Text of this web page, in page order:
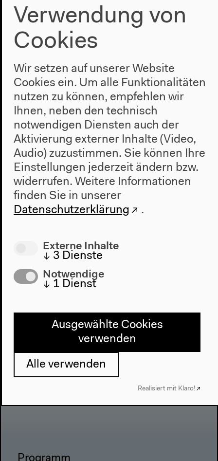
Vorherige Veranstaltung
Abdullah Ibrahim &
Ekaya | Idris
Ackamoor & The
Pyramids
Nächste Veranstaltung
Oumou Sangaré |
Pascuala Ilabaca
Programm
Verwendung von
Cookies
Wir setzen auf unserer Website
Cookies ein. Um alle Funktionalitäten
nutzen zu können, empfehlen wir
Ihnen, neben den technisch
notwendigen Diensten auch der
Aktivierung externer Inhalte (Video,
Audio) zuzustimmen. Sie können Ihre
Einstellungen jederzeit ändern bzw.
widerrufen. Weitere Informationen
finden Sie in unserer
Datenschutzerklärung
.
Externe Inhalte
↓ 3 Dienste
Notwendige
↓ 1 Dienst
Ausgewählte Cookies
verwenden
Alle verwenden
Realisiert mit Klaro!